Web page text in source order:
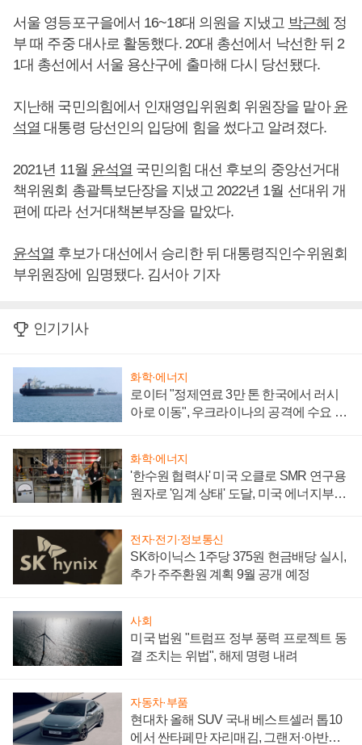
서울 영등포구을에서 16~18대 의원을 지냈고 박근혜 정
부 때 주중 대사로 활동했다. 20대 총선에서 낙선한 뒤 2
1대 총선에서 서울 용산구에 출마해 다시 당선됐다.
지난해 국민의힘에서 인재영입위원회 위원장을 맡아 윤
석열 대통령 당선인의 입당에 힘을 썼다고 알려졌다.
2021년 11월 윤석열 국민의힘 대선 후보의 중앙선거대
책위원회 총괄특보단장을 지냈고 2022년 1월 선대위 개
편에 따라 선거대책본부장을 맡았다.
윤석열 후보가 대선에서 승리한 뒤 대통령직인수위원회
부위원장에 임명됐다. 김서아 기자
인기기사
화학·에너지
로이터 "정제연료 3만 톤 한국에서 러시
아로 이동", 우크라이나의 공격에 수요 늘
화학·에너지
'한수원 협력사' 미국 오클로 SMR 연구용
원자로 '임계 상태' 도달, 미국 에너지부
전자·전기·정보통신
SK하이닉스 1주당 375원 현금배당 실시,
추가 주주환원 계획 9월 공개 예정
사회
미국 법원 "트럼프 정부 풍력 프로젝트 동
결 조치는 위법", 해제 명령 내려
자동차·부품
현대차 올해 SUV 국내 베스트셀러 톱10
에서 싼타페만 자리매김, 그랜저·아반떼